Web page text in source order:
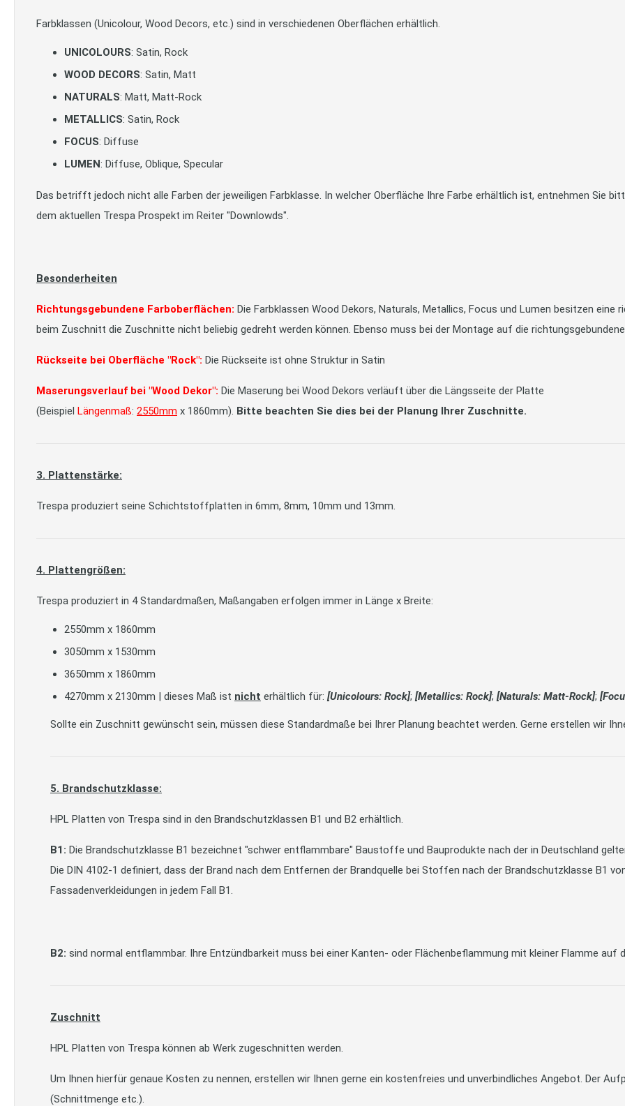
Farbklassen (Unicolour, Wood Decors, etc.) sind in verschiedenen Oberflächen erhältlich.
UNICOLOURS: Satin, Rock
WOOD DECORS: Satin, Matt
NATURALS: Matt, Matt-Rock
METALLICS: Satin, Rock
FOCUS: Diffuse
LUMEN: Diffuse, Oblique, Specular
Das betrifft jedoch nicht alle Farben der jeweiligen Farbklasse. In welcher Oberfläche Ihre Farbe erhältlich ist, entnehmen Sie
dem aktuellen Trespa Prospekt im Reiter "Downlowds".
Besonderheiten
Richtungsgebundene Farboberflächen: Die Farbklassen Wood Dekors, Naturals, Metallics, Focus und Lumen besitzen eine
beim Zuschnitt die Zuschnitte nicht beliebig gedreht werden können. Ebenso muss bei der Montage auf die
Rückseite bei Oberfläche "Rock": Die Rückseite ist ohne Struktur in Satin
Maserungsverlauf bei "Wood Dekor": Die Maserung bei Wood Dekors verläuft über die Längsseite der Platte
(Beispiel Längenmaß: 2550mm x 1860mm). Bitte beachten Sie dies bei der Planung Ihrer Zuschnitte.
3. Plattenstärke:
Trespa produziert seine Schichtstoffplatten in 6mm, 8mm, 10mm und 13mm.
4. Plattengrößen:
Trespa produziert in 4 Standardmaßen, Maßangaben erfolgen immer in Länge x Breite:
2550mm x 1860mm
3050mm x 1530mm
3650mm x 1860mm
4270mm x 2130mm | dieses Maß ist nicht erhältlich für: [Unicolours: Rock]; [Metallics: Rock]; [Naturals: Matt-Rock];
Sollte ein Zuschnitt gewünscht sein, müssen diese Standardmaße bei Ihrer Planung beachtet werden. Gerne erstellen wir
5. Brandschutzklasse:
HPL Platten von Trespa sind in den Brandschutzklassen B1 und B2 erhältlich.
B1: Die Brandschutzklasse B1 bezeichnet "schwer entflammbare" Baustoffe und Bauprodukte nach der in Deutschland
Die DIN 4102-1 definiert, dass der Brand nach dem Entfernen der Brandquelle bei Stoffen nach der Brandschutzklasse B1
Fassadenverkleidungen in jedem Fall B1.
B2: sind normal entflammbar. Ihre Entzündbarkeit muss bei einer Kanten- oder Flächenbeflammung mit kleiner Flamme auf
Zuschnitt
HPL Platten von Trespa können ab Werk zugeschnitten werden.
Um Ihnen hierfür genaue Kosten zu nennen, erstellen wir Ihnen gerne ein kostenfreies und unverbindliches Angebot. Der
(Schnittmenge etc.).